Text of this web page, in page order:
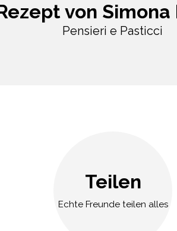
von Simona
Pensieri e Pasticci
Teilen
Echte Freunde teilen alles